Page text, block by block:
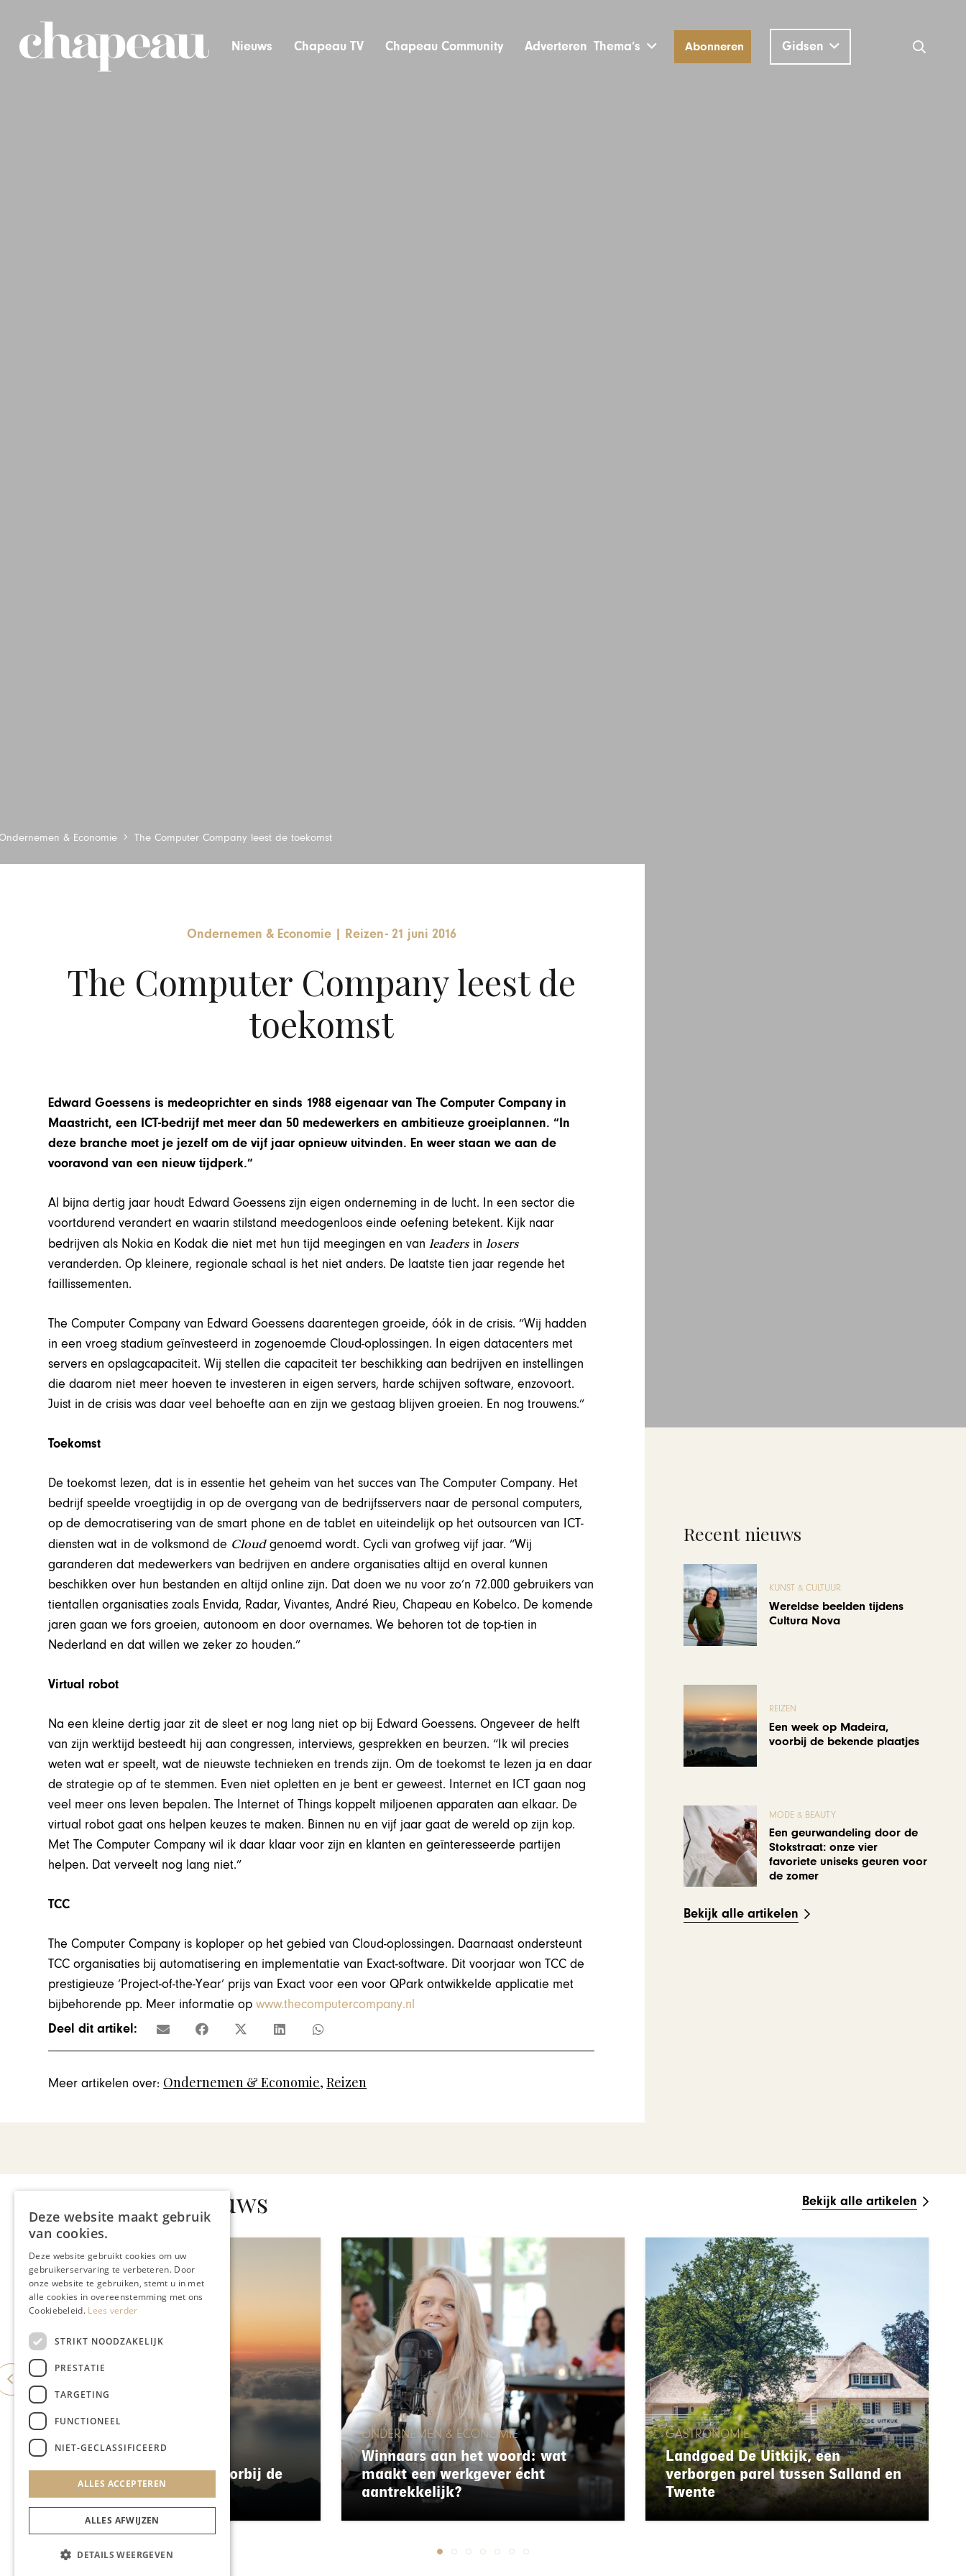
Nieuws Chapeau TV Chapeau Community Adverteren Thema’s Abonneren Gidsen
& Economie The Computer Company leest de toekomst
Ondernemen & Economie Reizen- 21 juni 2016
The Computer Company leest de
toekomst
Edward Goessens is medeoprichter en sinds 1988 eigenaar van The Computer Company in
Maastricht, een ICT-bedrijf met meer dan 50 medewerkers en ambitieuze groeiplannen. “In
deze branche moet je jezelf om de vijf jaar opnieuw uitvinden. En weer staan we aan de
vooravond van een nieuw tijdperk.”
Al bijna dertig jaar houdt Edward Goessens zijn eigen onderneming in de lucht. In een sector die
voortdurend verandert en waarin stilstand meedogenloos einde oefening betekent. Kijk naar
bedrijven als Nokia en Kodak die niet met hun tijd meegingen en vanleaders inlosers
veranderden. Op kleinere, regionale schaal is het niet anders. De laatste tien jaar regende het
faillissementen.
The Computer Company van Edward Goessens daarentegen groeide, óók in de crisis. “Wij hadden
in een vroeg stadium geïnvesteerd in zogenoemde Cloud-oplossingen. In eigen datacenters met
servers en opslagcapaciteit. Wij stellen die capaciteit ter beschikking aan bedrijven en instellingen
die daarom niet meer hoeven te investeren in eigen servers, harde schijven software, enzovoort.
Juist in de crisis was daar veel behoefte aan en zijn we gestaag blijven groeien. En nog trouwens.”
Toekomst
De toekomst lezen, dat is in essentie het geheim van het succes van The Computer Company. Het
bedrijf speelde vroegtijdig in op de overgang van de bedrijfsservers naar de personal computers,
op de democratisering van de smart phone en de tablet en uiteindelijk op het outsourcen van ICT-
diensten wat in de volksmond de Cloudgenoemd wordt. Cycli van grofweg vijf jaar. “Wij
garanderen dat medewerkers van bedrijven en andere organisaties altijd en overal kunnen
beschikken over hun bestanden en altijd online zijn. Dat doen we nu voor zo’n 72.000 gebruikers van
tientallen organisaties zoals Envida, Radar, Vivantes, André Rieu, Chapeau en Kobelco. De komende
jaren gaan we fors groeien, autonoom en door overnames. We behoren tot de top-tien in
Nederland en dat willen we zeker zo houden.”
Virtual robot
Na een kleine dertig jaar zit de sleet er nog lang niet op bij Edward Goessens. Ongeveer de helft
van zijn werktijd besteedt hij aan congressen, interviews, gesprekken en beurzen. “Ik wil precies
weten wat er speelt, wat de nieuwste technieken en trends zijn. Om de toekomst te lezen ja en daar
de strategie op af te stemmen. Even niet opletten en je bent er geweest. Internet en ICT gaan nog
veel meer ons leven bepalen. The Internet of Things koppelt miljoenen apparaten aan elkaar. De
virtual robot gaat ons helpen keuzes te maken. Binnen nu en vijf jaar gaat de wereld op zijn kop.
Met The Computer Company wil ik daar klaar voor zijn en klanten en geïnteresseerde partijen
helpen. Dat verveelt nog lang niet.”
TCC
The Computer Company is koploper op het gebied van Cloud-oplossingen. Daarnaast ondersteunt
TCC organisaties bij automatisering en implementatie van Exact-software. Dit voorjaar won TCC de
prestigieuze ‘Project-of-the-Year’ prijs van Exact voor een voor QPark ontwikkelde applicatie met
bijbehorende pp. Meer informatie opwww.thecomputercompany.nl
Deel dit artikel:
Meer artikelen over: Ondernemen & Economie,Reizen
Recent nieuws
KUNST & CULTUUR
Wereldse beelden tijdens
Cultura Nova
REIZEN
Een week op Madeira,
voorbij de bekende plaatjes
MODE & BEAUTY
Een geurwandeling door de
Stokstraat: onze vier
favoriete uniseks geuren voor
de zomer
Bekijk alle artikelen
Gerelateerd nieuws Bekijk alle artikelen
REIZEN
Een week op Madeira, voorbij de
bekende plaatjes
ONDERNEMEN & ECONOMIE
Winnaars aan het woord: wat
maakt een werkgever écht
aantrekkelijk?
GASTRONOMIE
Landgoed De Uitkijk, een
verborgen parel tussen Salland en
Twente
Deze website maakt gebruik
van cookies.
Deze website gebruikt cookies om uw
gebruikerservaring te verbeteren. Door
onze website te gebruiken, stemt u in met
alle cookies in overeenstemming met ons
Cookiebeleid. Lees verder
STRIKT NOODZAKELIJK
PRESTATIE
TARGETING
FUNCTIONEEL
NIET-GECLASSIFICEERD
ALLES ACCEPTEREN
ALLES AFWIJZEN
DETAILS WEERGEVEN